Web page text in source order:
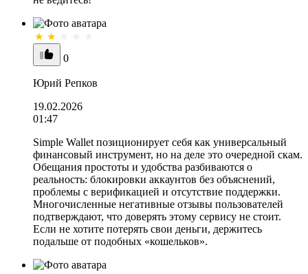
0
Юрий Репков
19.02.2026
01:47
Simple Wallet позиционирует себя как универсальный
финансовый инструмент, но на деле это очередной скам.
Обещания простоты и удобства разбиваются о
реальность: блокировки аккаунтов без объяснений,
проблемы с верификацией и отсутствие поддержки.
Многочисленные негативные отзывы пользователей
подтверждают, что доверять этому сервису не стоит.
Если не хотите потерять свои деньги, держитесь
подальше от подобных «кошельков».